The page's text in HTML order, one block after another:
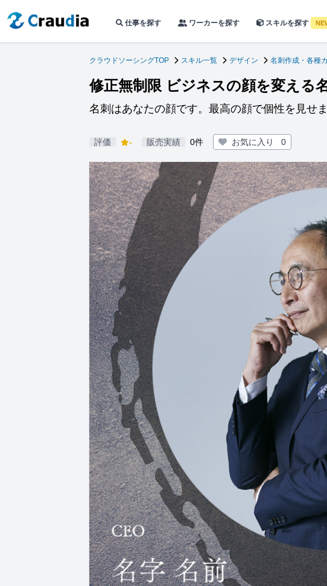
仕事を探す ワーカーを探す スキルを探す
クラウドソーシングTOP スキル一覧 デザイン 名刺作成・各種
修正無制限 ビジネスの顔を変える
名刺はあなたの顔です。最高の顔で個性を見せま
評価 - 販売実績 0件 お気に入り 0